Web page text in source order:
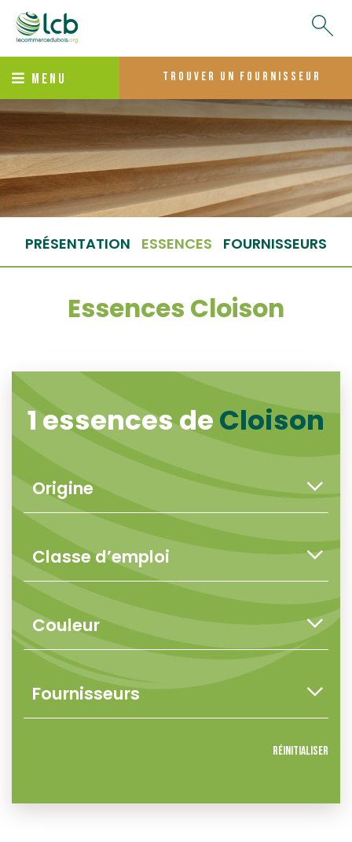
MENU trouver un fournisseur
PRÉSENTATION ESSENCES FOURNISSEURS
Essences Cloison
1 essences deCloison
Réinitialiser